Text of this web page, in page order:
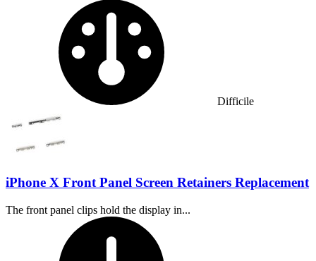
Difficile
iPhone X Front Panel Screen Retainers Replacement
The front panel clips hold the display in...